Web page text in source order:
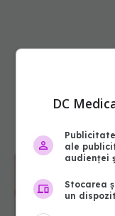
DC
ale
audienței
Stocarea
un